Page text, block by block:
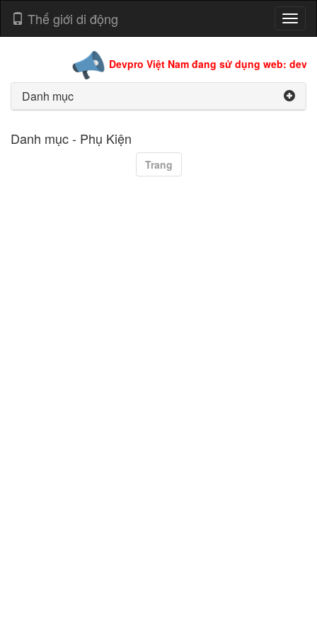
Thế giới di động
Devpro Việt Nam đang sử dụng web:
Danh mục
Danh mục - Phụ Kiện
Trang